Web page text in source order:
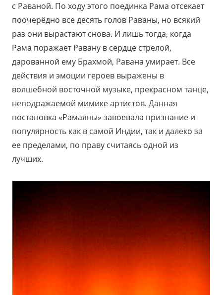
с Раваной. По ходу этого поединка Рама отсекает
поочерёдно все десять голов Раваны, но всякий
раз они вырастают снова. И лишь тогда, когда
Рама поражает Равану в сердце стрелой,
дарованной ему Брахмой, Равана умирает. Все
действия и эмоции героев выражены в
волшебной восточной музыке, прекрасном танце,
неподражаемой мимике артистов. Данная
постановка «Рамаяны» завоевала признание и
популярность как в самой Индии, так и далеко за
ее пределами, по праву считаясь одной из
лучших.